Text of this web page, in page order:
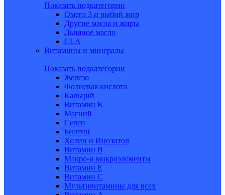
Показать подкатегории
Омега 3 и рыбий жир
Другие масла и жиры
Льняное масло
CLA
Витамины и минералы
Показать подкатегории
Железо
Фолиевая кислота
Кальций
Витамин K
Магний
Селен
Биотин
Холин и Инозитол
Витамин B
Макро-и микроэлементы
Витамин Е
Витамин С
Мультивитамины для всех